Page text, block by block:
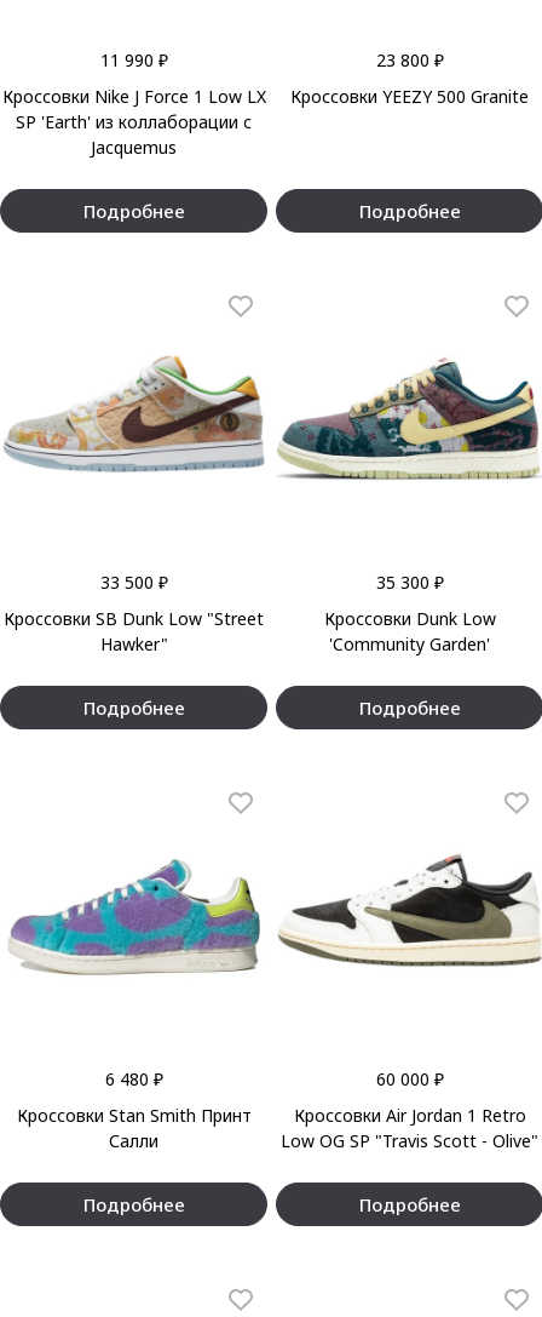
11 990 ₽
Кроссовки Nike J Force 1 Low LX
SP 'Earth' из коллаборации с
Jacquemus
Подробнее
23 800 ₽
Кроссовки YEEZY 500 Granite
Подробнее
33 500 ₽
Кроссовки SB Dunk Low "Street
Hawker"
Подробнее
35 300 ₽
Кроссовки Dunk Low
'Community Garden'
Подробнее
6 480 ₽
Кроссовки Stan Smith Принт
Салли
Подробнее
60 000 ₽
Кроссовки Air Jordan 1 Retro
Low OG SP "Travis Scott - Olive"
Подробнее